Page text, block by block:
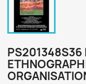
PS201348S36